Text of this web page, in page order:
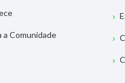
a Comunidade